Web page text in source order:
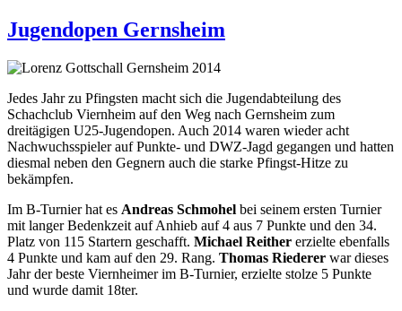
Jugendopen Gernsheim
Jedes Jahr zu Pfingsten macht sich die Jugendabteilung des
Schachclub Viernheim auf den Weg nach Gernsheim zum
dreitägigen U25-Jugendopen. Auch 2014 waren wieder acht
Nachwuchsspieler auf Punkte- und DWZ-Jagd gegangen und hatten
diesmal neben den Gegnern auch die starke Pfingst-Hitze zu
bekämpfen.
Im B-Turnier hat es Andreas Schmohel bei seinem ersten Turnier
mit langer Bedenkzeit auf Anhieb auf 4 aus 7 Punkte und den 34.
Platz von 115 Startern geschafft. Michael Reither erzielte ebenfalls
4 Punkte und kam auf den 29. Rang. Thomas Riederer war dieses
Jahr der beste Viernheimer im B-Turnier, erzielte stolze 5 Punkte
und wurde damit 18ter.